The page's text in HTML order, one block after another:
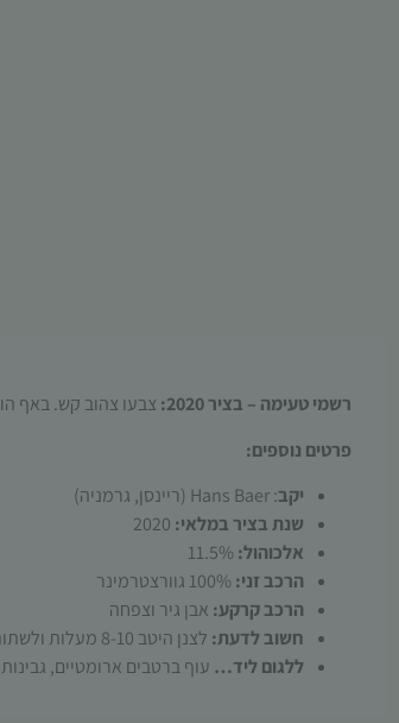
רשמי טעימה – בציר 2020:
צבעו צהוב קש. באף
פרטים נוספים:
יקב: Hans Baer (ריינסן, גרמניה)
שנת בציר במלאי:
אלכוהול:
הרכב זני:
הרכבקרקע: אבן גיר וצפחה
חשוב לדעת: לצנן היטב 8-10 מעלות ולשתות עד 5duu שנים משנת הבציר
ללגום ליד… עוף ברטבים ארומטיים,